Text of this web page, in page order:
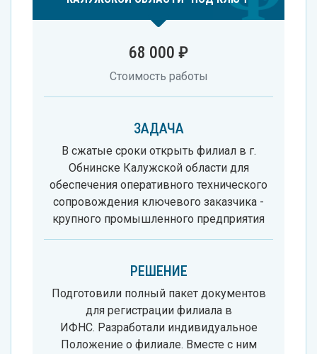
68 000 ₽
Стоимость работы
ЗАДАЧА
В сжатые сроки открыть филиал в г.
Обнинске Калужской области для
обеспечения оперативного технического
сопровождения ключевого заказчика -
крупного промышленного предприятия
РЕШЕНИЕ
Подготовили полный пакет документов
для регистрации филиала в
ИФНС. Разработали индивидуальное
Положение о филиале. Вместе с ним